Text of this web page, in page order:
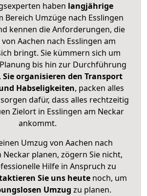
haben langjährige
Bereich Umzüge nach Esslingen
kennen die Anforderungen, die
Aachen nach Esslingen am
bringt. Sie kümmern sich um
bis hin zur Durchführung
Sie organisieren den Transport
Habseligkeiten, packen alles
dafür, dass alles rechtzeitig
Zielort in Esslingen am Neckar
ankommt.
Umzug von Aachen nach
Neckar planen, zögern Sie nicht,
Hilfe in Anspruch zu
Sie uns heutenoch, um
Umzug zu planen.